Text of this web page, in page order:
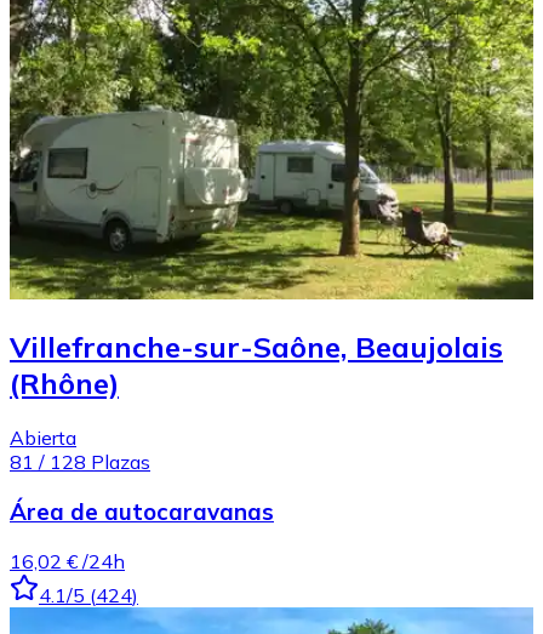
Villefranche-sur-Saône, Beaujolais
(Rhône)
Abierta
81 / 128 Plazas
Área de autocaravanas
16,02 € /24h
4.1/5 (424)